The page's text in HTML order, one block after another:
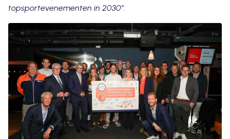
topsportevenementen in 2030”.